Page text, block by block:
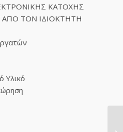
ΚΑΤΟΧΗΣ
ΑΠΟ ΤΟΝ ΙΔΙΟΚΤΗΤΗ
Υλικό